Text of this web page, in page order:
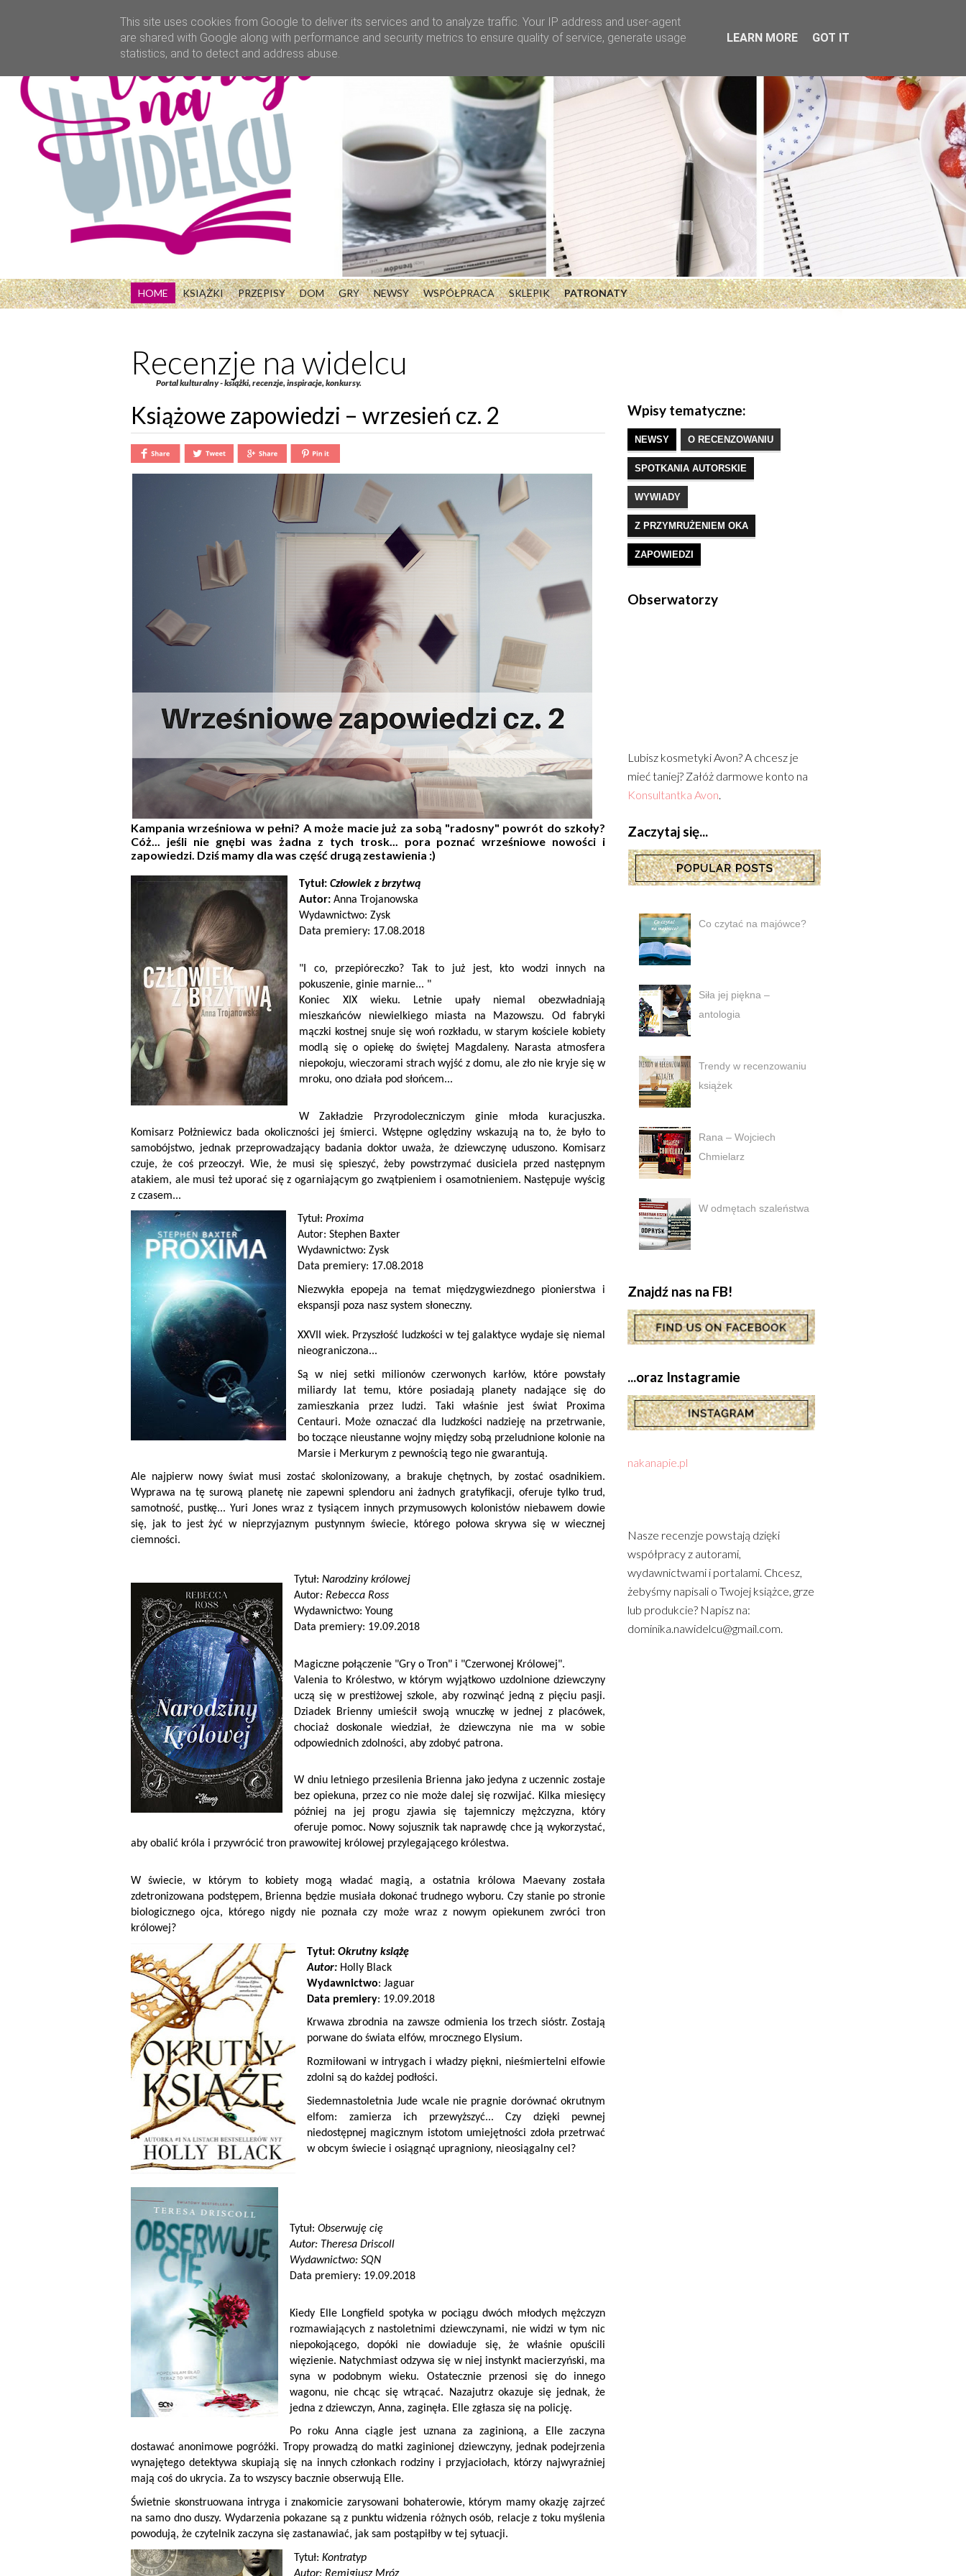
HOME KSIĄŻKI PRZEPISY DOM GRY NEWSY WSPÓŁPRACA SKLEPIK PATRONATY
Recenzje na widelcu
Portal kulturalny - książki, recenzje, inspiracje, konkursy.
Książowe zapowiedzi – wrzesień cz. 2
Kampania wrześniowa w pełni? A może macie już za sobą "radosny" powrót do szkoły?
Cóż... jeśli nie gnębi was żadna z tych trosk... pora poznać wrześniowe nowości i
zapowiedzi. Dziś mamy dla was część drugą zestawienia :)
Tytuł: Człowiek z brzytwą
Autor: Anna Trojanowska
Wydawnictwo: Zysk
Data premiery: 17.08.2018
"I co, przepióreczko? Tak to już jest, kto wodzi innych na
pokuszenie, ginie marnie... "
Koniec XIX wieku. Letnie upały niemal obezwładniają
mieszkańców niewielkiego miasta na Mazowszu. Od fabryki
mączki kostnej snuje się woń rozkładu, w starym kościele kobiety
modlą się o opiekę do świętej Magdaleny. Narasta atmosfera
niepokoju, wieczorami strach wyjść z domu, ale zło nie kryje się w
mroku, ono działa pod słońcem...
W Zakładzie Przyrodoleczniczym ginie młoda kuracjuszka.
Komisarz Połżniewicz bada okoliczności jej śmierci. Wstępne oględziny wskazują na to, że było to
samobójstwo, jednak przeprowadzający badania doktor uważa, że dziewczynę uduszono. Komisarz
czuje, że coś przeoczył. Wie, że musi się spieszyć, żeby powstrzymać dusiciela przed następnym
atakiem, ale musi też uporać się z ogarniającym go zwątpieniem i osamotnieniem. Następuje wyścig
z czasem...
Tytuł: Proxima
Autor: Stephen Baxter
Wydawnictwo: Zysk
Data premiery: 17.08.2018
Niezwykła epopeja na temat międzygwiezdnego pionierstwa i
ekspansji poza nasz system słoneczny.
XXVII wiek. Przyszłość ludzkości w tej galaktyce wydaje się niemal
nieograniczona...
Są w niej setki milionów czerwonych karłów, które powstały
miliardy lat temu, które posiadają planety nadające się do
zamieszkania przez ludzi. Taki właśnie jest świat Proxima
Centauri. Może oznaczać dla ludzkości nadzieję na przetrwanie,
bo toczące nieustanne wojny między sobą przeludnione kolonie na
Marsie i Merkurym z pewnością tego nie gwarantują.
Ale najpierw nowy świat musi zostać skolonizowany, a brakuje chętnych, by zostać osadnikiem.
Wyprawa na tę surową planetę nie zapewni splendoru ani żadnych gratyfikacji, oferuje tylko trud,
samotność, pustkę... Yuri Jones wraz z tysiącem innych przymusowych kolonistów niebawem dowie
się, jak to jest żyć w nieprzyjaznym pustynnym świecie, którego połowa skrywa się w wiecznej
ciemności.
Tytuł: Narodziny królowej
Autor: Rebecca Ross
Wydawnictwo: Young
Data premiery: 19.09.2018
Magiczne połączenie "Gry o Tron" i "Czerwonej Królowej".
Valenia to Królestwo, w którym wyjątkowo uzdolnione dziewczyny
uczą się w prestiżowej szkole, aby rozwinąć jedną z pięciu pasji.
Dziadek Brienny umieścił swoją wnuczkę w jednej z placówek,
chociaż doskonale wiedział, że dziewczyna nie ma w sobie
odpowiednich zdolności, aby zdobyć patrona.
W dniu letniego przesilenia Brienna jako jedyna z uczennic zostaje
bez opiekuna, przez co nie może dalej się rozwijać. Kilka miesięcy
później na jej progu zjawia się tajemniczy mężczyzna, który
oferuje pomoc. Nowy sojusznik tak naprawdę chce ją wykorzystać,
aby obalić króla i przywrócić tron prawowitej królowej przylegającego królestwa.
W świecie, w którym to kobiety mogą władać magią, a ostatnia królowa Maevany została
zdetronizowana podstępem, Brienna będzie musiała dokonać trudnego wyboru. Czy stanie po stronie
biologicznego ojca, którego nigdy nie poznała czy może wraz z nowym opiekunem zwróci tron
królowej?
Tytuł: Okrutny książę
Autor: Holly Black
Wydawnictwo: Jaguar
Data premiery: 19.09.2018
Krwawa zbrodnia na zawsze odmienia los trzech sióstr. Zostają
porwane do świata elfów, mrocznego Elysium.
Rozmiłowani w intrygach i władzy piękni, nieśmiertelni elfowie
zdolni są do każdej podłości.
Siedemnastoletnia Jude wcale nie pragnie dorównać okrutnym
elfom: zamierza ich przewyższyć... Czy dzięki pewnej
niedostępnej magicznym istotom umiejętności zdoła przetrwać
w obcym świecie i osiągnąć upragniony, nieosiągalny cel?
Tytuł: Obserwuję cię
Autor: Theresa Driscoll
Wydawnictwo: SQN
Data premiery: 19.09.2018
Kiedy Elle Longfield spotyka w pociągu dwóch młodych mężczyzn
rozmawiających z nastoletnimi dziewczynami, nie widzi w tym nic
niepokojącego, dopóki nie dowiaduje się, że właśnie opuścili
więzienie. Natychmiast odzywa się w niej instynkt macierzyński, ma
syna w podobnym wieku. Ostatecznie przenosi się do innego
wagonu, nie chcąc się wtrącać. Nazajutrz okazuje się jednak, że
jedna z dziewczyn, Anna, zaginęła. Elle zgłasza się na policję.
Po roku Anna ciągle jest uznana za zaginioną, a Elle zaczyna
dostawać anonimowe pogróżki. Tropy prowadzą do matki zaginionej dziewczyny, jednak podejrzenia
wynajętego detektywa skupiają się na innych członkach rodziny i przyjaciołach, którzy najwyraźniej
mają coś do ukrycia. Za to wszyscy bacznie obserwują Elle.
Świetnie skonstruowana intryga i znakomicie zarysowani bohaterowie, którym mamy okazję zajrzeć
na samo dno duszy. Wydarzenia pokazane są z punktu widzenia różnych osób, relacje z toku myślenia
powodują, że czytelnik zaczyna się zastanawiać, jak sam postąpiłby w tej sytuacji.
Tytuł: Kontratyp
Autor: Remigiusz Mróz
Wpisy tematyczne:
NEWSY O RECENZOWANIU
SPOTKANIA AUTORSKIE
WYWIADY
Z PRZYMRUŻENIEM OKA
ZAPOWIEDZI
Obserwatorzy
Lubisz kosmetyki Avon? A chcesz je
mieć taniej? Załóż darmowe konto na
Konsultantka Avon.
Zaczytaj się...
Co czytać na majówce?
Siła jej piękna –
antologia
Trendy w recenzowaniu
książek
Rana – Wojciech
Chmielarz
W odmętach szaleństwa
Znajdź nas na FB!
...oraz Instagramie
nakanapie.pl
Nasze recenzje powstają dzięki
współpracy z autorami,
wydawnictwami i portalami. Chcesz,
żebyśmy napisali o Twojej książce, grze
lub produkcie? Napisz na:
dominika.nawidelcu@gmail.com.
This site uses cookies from Google to deliver its services and to analyze traffic. Your IP address and user-agent
are shared with Google along with performance and security metrics to ensure quality of service, generate usage
statistics, and to detect and address abuse.
LEARN MORE GOT IT